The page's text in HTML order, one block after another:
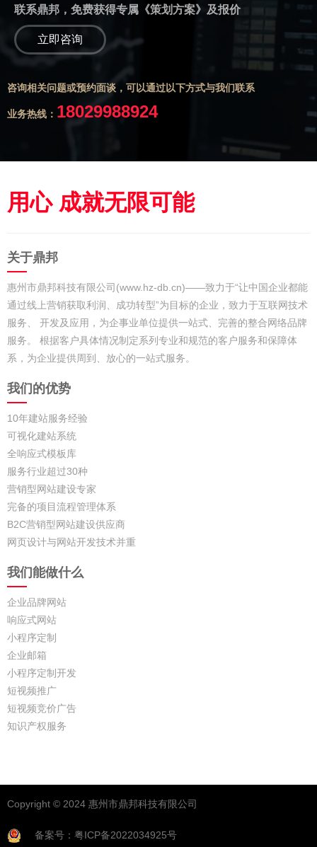
联系鼎邦，免费获得专属《策划方案》及报价
立即咨询
咨询相关问题或预约面谈，可以通过以下方式与我们联系
业务热线： 18029988924
用心 成就无限可能
关于鼎邦
惠州市鼎邦科技有限公司(www.hz-db.cn)——致力于“让中国企业都能
通过线上营销获取利润、成功转型”为目标的企业，致力于互联网技术
服务、 开发及应用，为企事业单位提供一站式、完善的整合网络品牌
服务。 根据客户具体情况制定系列专业和规范的客户服务和保障体
系，为企业提供周到、放心的一站式服务。
我们的优势
10年建站服务经验
可视化建站系统
全响应式模板库
服务行业超过30种
营销型网站建设专家
完备的项目流程管理体系
B2C营销型网站建设供应商
网页设计与网站开发技术并重
我们能做什么
企业品牌网站
响应式网站
小程序定制
企业邮箱
小程序定制开发
短视频推广
短视频竞价广告
知识产权服务
Copyright © 2024 惠州市鼎邦科技有限公司
备案号：粤ICP备2022034925号